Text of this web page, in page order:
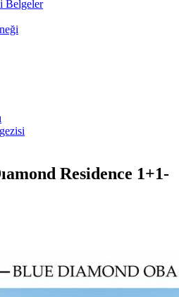
Belgeler
Residence 1+1-